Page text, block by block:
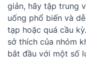
giản, hãy tập trung
uống phổ biến và
tạp hoặc quá cầu
sở thích của nhóm
bắt đầu với một số